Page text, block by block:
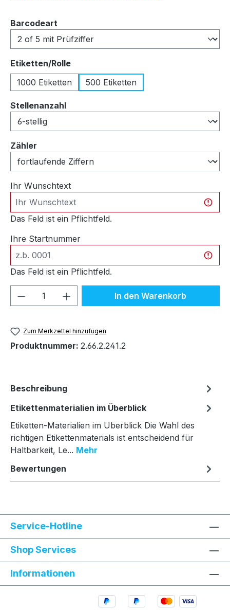
Barcodeart
Etiketten/Rolleauswählen
1000 Etiketten
500 Etiketten
Stellenanzahlauswählen
Zähler
Ihr Wunschtext
Das Feld ist ein Pflichtfeld.
Ihre Startnummer
Das Feld ist ein Pflichtfeld.
Produkt Anzahl: Gib denIn den Warenkorb
Zum Merkzettel hinzufügen
Produktnummer: 2.66.2.241.2
Beschreibung
Etikettenmaterialien im Überblick
Etiketten-Materialien im Überblick Die Wahl des
richtigen Etikettenmaterials ist entscheidend für
Haltbarkeit, Le... Mehr
Bewertungen
Service-Hotline
Shop Services
Informationen